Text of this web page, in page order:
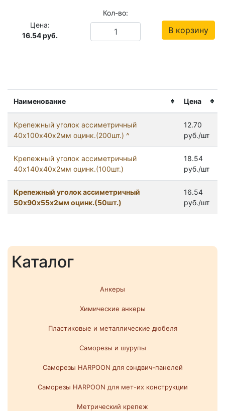
Каталог
Анкеры
Химические анкеры
Пластиковые и металлические дюбеля
Саморезы и шурупы
Саморезы HARPOON для сэндвич-панелей
Саморезы HARPOON для мет-их конструкции
Метрический крепеж
Наименование Цена
Крепежный уголок ассиметричный
40х100х40х2мм оцинк.(200шт.) ^
12.70
руб./шт
Крепежный уголок ассиметричный
40х140х40х2мм оцинк.(100шт.)
18.54
руб./шт
Крепежный уголок ассиметричный
50х90х55х2мм оцинк.(50шт.)
16.54
руб./шт
Цена:
16.54руб.
Кол-во:
В корзину